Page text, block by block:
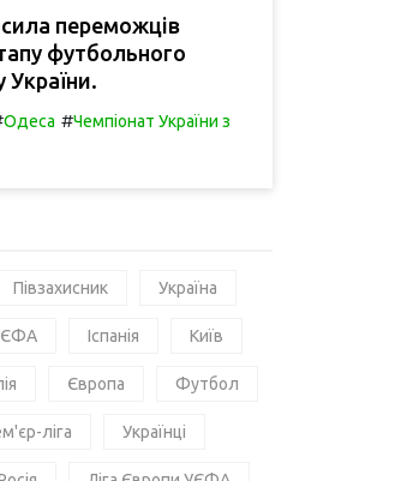
переможців
футбольного
України.
Одеса #Чемпіонат України з
Півзахисник Україна
Іспанія Київ
Європа Футбол
ліга Українці